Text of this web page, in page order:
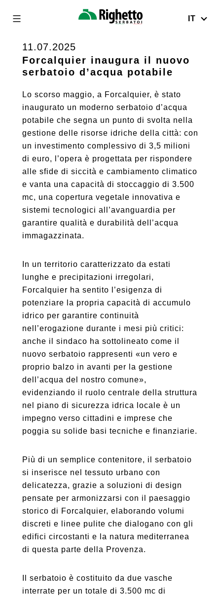
content
Righetto
IT
11.07.2025
Forcalquier inaugura il nuovo
serbatoio d’acqua potabile
Lo scorso maggio, a Forcalquier, è stato
inaugurato un moderno serbatoio d’acqua
potabile che segna un punto di svolta nella
gestione delle risorse idriche della città: con
un investimento complessivo di 3,5 milioni
di euro, l’opera è progettata per rispondere
alle sfide di siccità e cambiamento climatico
e vanta una capacità di stoccaggio di 3.500
mc, una copertura vegetale innovativa e
sistemi tecnologici all’avanguardia per
garantire qualità e durabilità dell’acqua
immagazzinata.
In un territorio caratterizzato da estati
lunghe e precipitazioni irregolari,
Forcalquier ha sentito l’esigenza di
potenziare la propria capacità di accumulo
idrico per garantire continuità
nell’erogazione durante i mesi più critici:
anche il sindaco ha sottolineato come il
nuovo serbatoio rappresenti «un vero e
proprio balzo in avanti per la gestione
dell’acqua del nostro comune»,
evidenziando il ruolo centrale della struttura
nel piano di sicurezza idrica locale è un
impegno verso cittadini e imprese che
poggia su solide basi tecniche e finanziarie.
Più di un semplice contenitore, il serbatoio
si inserisce nel tessuto urbano con
delicatezza, grazie a soluzioni di design
pensate per armonizzarsi con il paesaggio
storico di Forcalquier, elaborando volumi
discreti e linee pulite che dialogano con gli
edifici circostanti e la natura mediterranea
di questa parte della Provenza.
Il serbatoio è costituito da due vasche
interrate per un totale di 3.500 mc di